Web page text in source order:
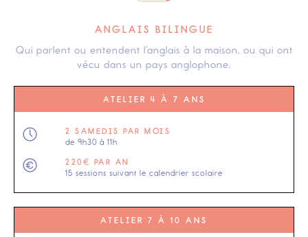
ANGLAIS BILINGUE
Qui parlent ou entendent l’anglais à la maison, ou qui ont
vécu dans un pays anglophone.
ATELIER 4 À 7 ANS
2 SAMEDIS PAR MOIS
de 9h30 à 11h
220€ PAR AN
15 sessions suivant le calendrier scolaire
ATELIER 7 À 10 ANS